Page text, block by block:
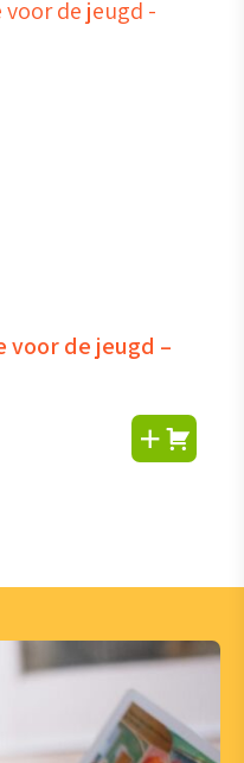
voor de jeugd –